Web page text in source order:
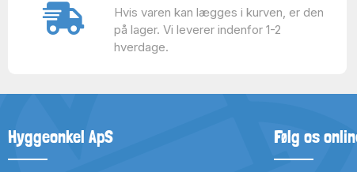
Hvis varen kan lægges i kurven, er den
på lager. Vi leverer indenfor 1-2
hverdage.
Hyggeonkel ApS Følg os